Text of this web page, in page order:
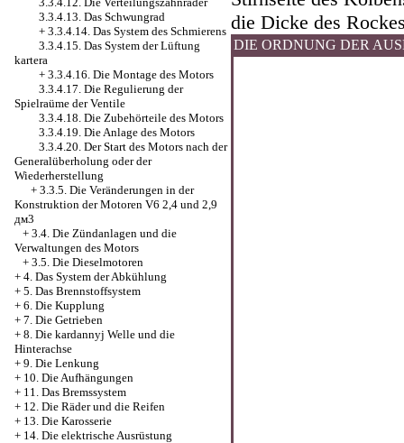
3.3.4.13. Das Schwungrad
+ 3.3.4.14. Das System des Schmierens
3.3.4.15. Das System der Lüftung
kartera
+ 3.3.4.16. Die Montage des Motors
3.3.4.17. Die Regulierung der
Spielraüme der Ventile
3.3.4.18. Die Zubehörteile des Motors
3.3.4.19. Die Anlage des Motors
3.3.4.20. Der Start des Motors nach der
Generalüberholung oder der
Wiederherstellung
+ 3.3.5. Die Veränderungen in der
Konstruktion der Motoren V6 2,4 und 2,9
дм3
+ 3.4. Die Zündanlagen und die
Verwaltungen des Motors
+ 3.5. Die Dieselmotoren
+ 4. Das System der Abkühlung
+ 5. Das Brennstoffsystem
+ 6. Die Kupplung
+ 7. Die Getrieben
+ 8. Die kardannyj Welle und die
Hinterachse
+ 9. Die Lenkung
+ 10. Die Aufhängungen
+ 11. Das Bremssystem
+ 12. Die Räder und die Reifen
+ 13. Die Karosserie
+ 14. Die elektrische Ausrüstung
die Dicke des
DIE ORDNUNG DER